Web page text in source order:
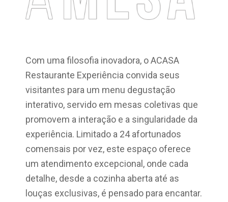
Com uma filosofia inovadora, o ACASA
Restaurante Experiência convida seus
visitantes para um menu degustação
interativo, servido em mesas coletivas que
promovem a interação e a singularidade da
experiência. Limitado a 24 afortunados
comensais por vez, este espaço oferece
um atendimento excepcional, onde cada
detalhe, desde a cozinha aberta até as
louças exclusivas, é pensado para encantar.